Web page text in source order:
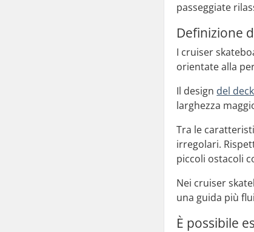
passeggiate
Definizione
I cruiser
orientate alla
Il design del deck
larghezza
Tra le
irregolari.
piccoli ostacoli
Nei cruiser
una guida più
È possibile